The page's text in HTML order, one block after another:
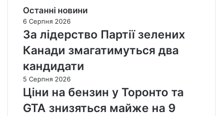
Останні новини
6 Серпня 2026
За лідерство Партії зелених
Канади змагатимуться два
кандидати
5 Серпня 2026
Ціни на бензин у Торонто та
GTA знизяться майже на 9